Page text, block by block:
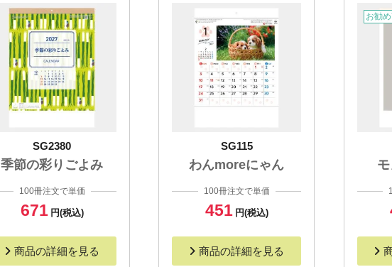
SG2380
季節の彩りごよみ
100冊注文で単価
671 円(税込)
商品の詳細を見る
SG115
わんmoreにゃん
100冊注文で単価
451 円(税込)
商品の詳細を見る
お勧